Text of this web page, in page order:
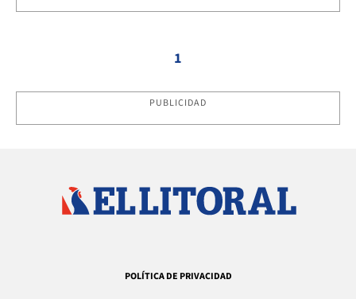
1
PUBLICIDAD
POLÍTICA DE PRIVACIDAD